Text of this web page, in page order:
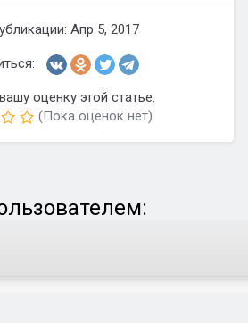
Апр 5, 2017
оценку этой статье:
(Пока оценок нет)